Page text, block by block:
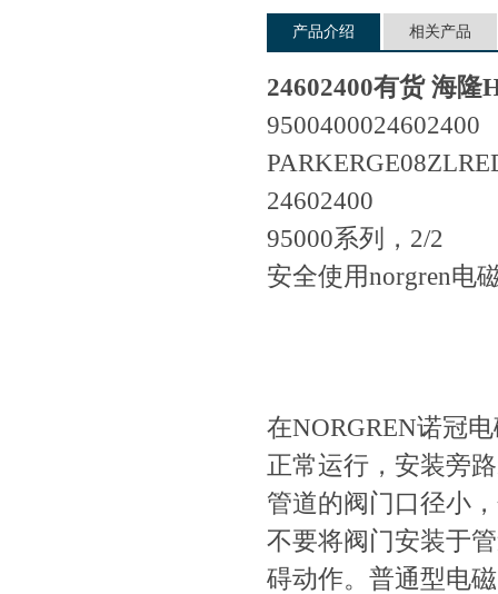
产品介绍 相关产品
24602400有货 海
9500400024602400
PARKER
24602400
95000系列，2/2
安全使用norgren电
在NORGREN诺冠电
正常运行，安装旁
管道的阀门口径小，
不要将阀门安装于管
碍动作。普通型